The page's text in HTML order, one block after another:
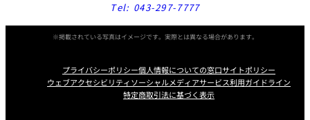
Tel: 043-297-7777
※掲載されている写真はイメージです。実際とは異なる場合があります。
プライバシーポリシー個人情報についての窓口サイトポリシー
ウェブアクセシビリティソーシャルメディアサービス利用ガイドライン
特定商取引法に基づく表示